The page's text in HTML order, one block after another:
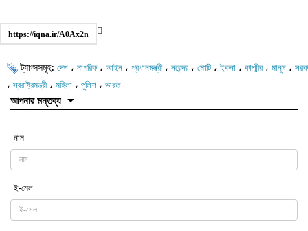
https://iqna.ir/A0Ax2n
ট্যাগ্সসমূহ: দেশ ، নাগরিক، আইন ، প্রধানমন্ত্রী، নরেন্দ্র ، মোটি ،ইকনা ، কাশ্মীর ، মানুষ ،
،স্বরাষ্ট্রমন্ত্রী، মহিলা ، পুলিশ ، ভারত
আপনার মন্তব্য
নাম
ই-মেল